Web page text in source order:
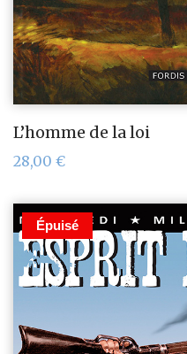
L’homme de la loi
28,00 €
Épuisé